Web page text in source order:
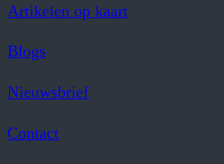
Artikelen op kaart
Blogs
Nieuwsbrief
Contact